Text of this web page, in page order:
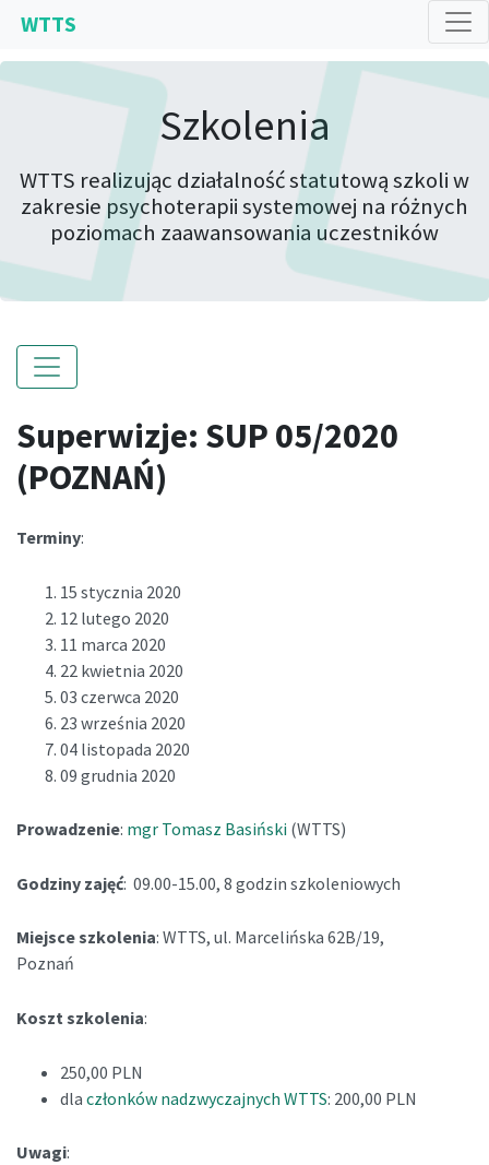
WTTS
Szkolenia
WTTS realizując działalność statutową szkoli w
zakresie psychoterapii systemowej na różnych
poziomach zaawansowania uczestników
Superwizje: SUP 05/2020
(POZNAŃ)
Terminy:
15 stycznia 2020
12 lutego 2020
11 marca 2020
22 kwietnia 2020
03 czerwca 2020
23 września 2020
04 listopada 2020
09 grudnia 2020
Prowadzenie: mgr Tomasz Basiński (WTTS)
Godziny zajęć: 09.00-15.00, 8 godzin szkoleniowych
Miejsce szkolenia: WTTS, ul. Marcelińska 62B/19,
Poznań
Koszt szkolenia:
250,00 PLN
dla członków nadzwyczajnych WTTS: 200,00 PLN
Uwagi: